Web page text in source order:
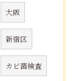
大阪
新宿区
カビ菌検査